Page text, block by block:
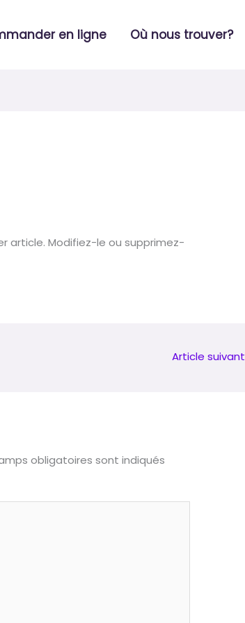
en ligne Où nous trouver?
article. Modifiez-le ou supprimez-
Article suivant
obligatoires sont indiqués